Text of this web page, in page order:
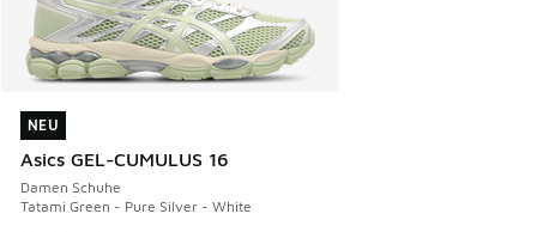
NEU
Asics GEL-CUMULUS 16
Damen Schuhe
Tatami Green - Pure Silver - White
NEU